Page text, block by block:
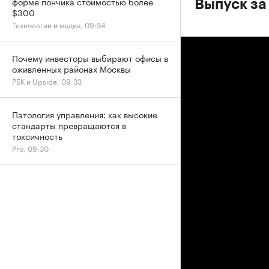
Выпуск
$300
Технологии и медиа, 09:34
Почему инвесторы выбирают офисы в
оживленных районах Москвы
РБК и Upside, 09:33
Патология управления: как высокие
стандарты превращаются в
токсичность
Pro, 09:30